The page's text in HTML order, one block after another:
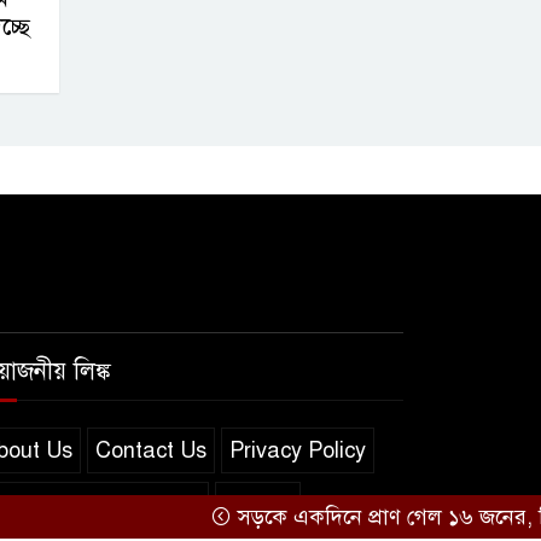
লিঙ্ক
Us Contact Us Privacy Policy
সব খবর
সড়কে একদিনে প্রাণ গেল ১৬ জনের,